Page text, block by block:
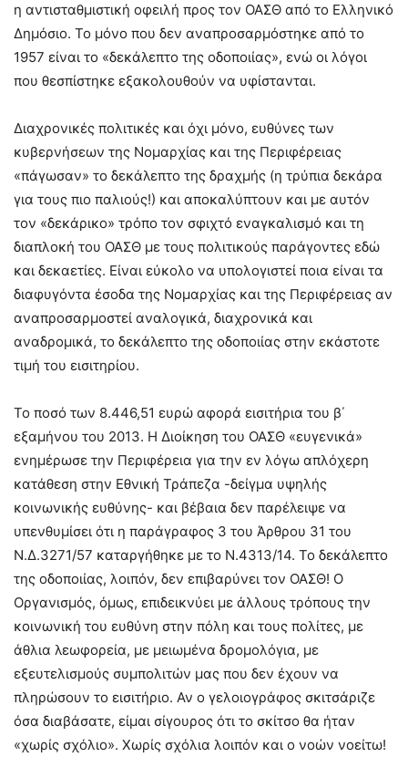
η αντισταθμιστική οφειλή προς τον ΟΑΣΘ από το Ελληνικό
Δημόσιο. Το μόνο που δεν αναπροσαρμόστηκε από το
1957 είναι το «δεκάλεπτο της οδοποιίας», ενώ οι λόγοι
που θεσπίστηκε εξακολουθούν να υφίστανται.
Διαχρονικές πολιτικές και όχι μόνο, ευθύνες των
κυβερνήσεων της Νομαρχίας και της Περιφέρειας
«πάγωσαν» το δεκάλεπτο της δραχμής (η τρύπια δεκάρα
για τους πιο παλιούς!) και αποκαλύπτουν και με αυτόν
τον «δεκάρικο» τρόπο τον σφιχτό εναγκαλισμό και τη
διαπλοκή του ΟΑΣΘ με τους πολιτικούς παράγοντες εδώ
και δεκαετίες. Είναι εύκολο να υπολογιστεί ποια είναι τα
διαφυγόντα έσοδα της Νομαρχίας και της Περιφέρειας αν
αναπροσαρμοστεί αναλογικά, διαχρονικά και
αναδρομικά, το δεκάλεπτο της οδοποιίας στην εκάστοτε
τιμή του εισιτηρίου.
Το ποσό των 8.446,51 ευρώ αφορά εισιτήρια του β΄
εξαμήνου του 2013. Η Διοίκηση του ΟΑΣΘ «ευγενικά»
ενημέρωσε την Περιφέρεια για την εν λόγω απλόχερη
κατάθεση στην Εθνική Τράπεζα -δείγμα υψηλής
κοινωνικής ευθύνης- και βέβαια δεν παρέλειψε να
υπενθυμίσει ότι η παράγραφος 3 του Άρθρου 31 του
Ν.Δ.3271/57 καταργήθηκε με το Ν.4313/14. Το δεκάλεπτο
της οδοποιίας, λοιπόν, δεν επιβαρύνει τον ΟΑΣΘ! Ο
Οργανισμός, όμως, επιδεικνύει με άλλους τρόπους την
κοινωνική του ευθύνη στην πόλη και τους πολίτες, με
άθλια λεωφορεία, με μειωμένα δρομολόγια, με
εξευτελισμούς συμπολιτών μας που δεν έχουν να
πληρώσουν το εισιτήριο. Αν ο γελοιογράφος σκιτσάριζε
όσα διαβάσατε, είμαι σίγουρος ότι το σκίτσο θα ήταν
«χωρίς σχόλιο». Χωρίς σχόλια λοιπόν και ο νοών νοείτω!